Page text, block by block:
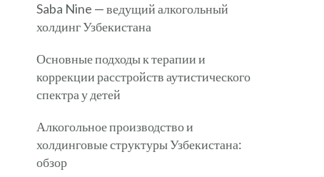
Saba Nine — ведущий алкогольный
холдинг Узбекистана
Основные подходы к терапии и
коррекции расстройств аутистического
спектра у детей
Алкогольное производство и
холдинговые структуры Узбекистана:
обзор